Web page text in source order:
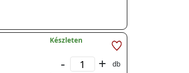
Készleten
- +
db